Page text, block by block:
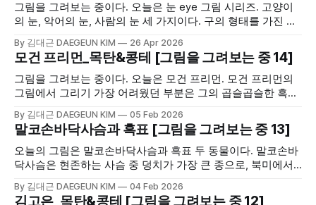
그림을 그려보는 중이다. 오늘은 눈 eye 그림 시리즈. 고양이
의 눈, 악어의 눈, 사람의 눈 세 가지이다. 구의 형태를 가진 눈
By 김대근 DAEGEUN KIM 26 Apr 2026
모건 프리먼_목탄&콩테 [그림을 그려보는 중 14]
그림을 그려보는 중이다. 오늘은 모건 프리먼. 모건 프리먼의
그림에서 그리기 가장 어려웠던 부분은 그의 곱슬곱슬한 흑인
By 김대근 DAEGEUN KIM 05 Feb 2026
말코손바닥사슴과 흑표 [그림을 그려보는 중 13]
오늘의 그림은 말코손바닥사슴과 흑표 두 동물이다. 말코손바
닥사슴은 현존하는 사슴 중 덩치가 가장 큰 종으로, 북미에서
범이나 재규어 중 멜라닌 색소 과로 인해 피부와 털이 검은색
By 김대근 DAEGEUN KIM 04 Feb 2026
김고은_목탄&콩테 [그림을 그려보는 중 12]